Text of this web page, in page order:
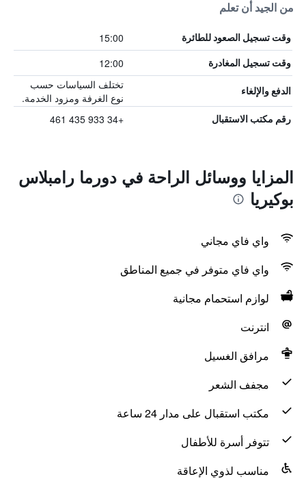
من الجيد أن تعلم
وقت تسجيل الصعود للطائرة 15:00
وقت تسجيل المغادرة 12:00
الدفع والإلغاء
تختلف السياسات حسب
نوع الغرفة ومزود الخدمة.
رقم مكتب الاستقبال +34 933 435 461
المزايا ووسائل الراحة في دورما رامبلاس
بوكيريا
واي فاي مجاني
واي فاي متوفر في جميع المناطق
لوازم استحمام مجانية
انترنت
مرافق الغسيل
مجفف الشعر
مكتب استقبال على مدار 24 ساعة
تتوفر أسرة للأطفال
مناسب لذوي الإعاقة